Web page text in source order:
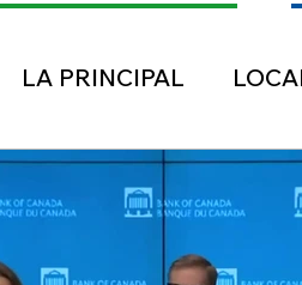
LA PRINCIPAL
FINANZAS